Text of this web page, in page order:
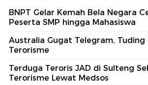
BNPT Gelar Kemah Bela Negara
Peserta SMP hingga Mahasiswa
Australia Gugat Telegram, Tuding
Terorisme
Terduga Teroris JAD di Sulteng
Terorisme Lewat Medsos